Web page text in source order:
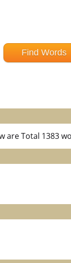
are Total 1383